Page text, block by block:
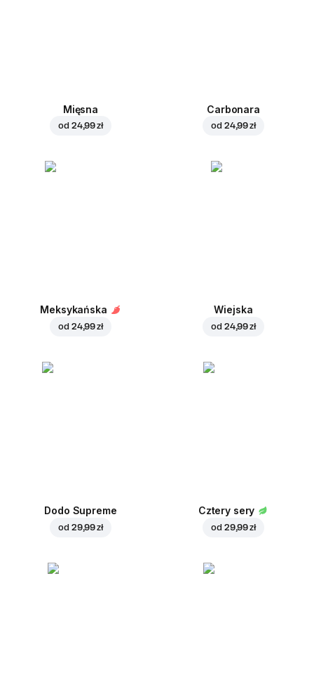
Mięsna
od 24,99 zł
Carbonara
od 24,99 zł
Meksykańska
od 24,99 zł
Wiejska
od 24,99 zł
Dodo Supreme
od 29,99 zł
Cztery sery
od 29,99 zł